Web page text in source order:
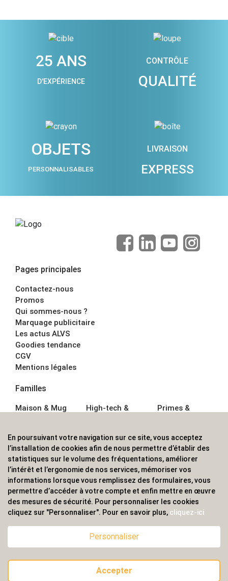
25 ANS
D'EXPÉRIENCE
CONTRÔLE
QUALITÉ
OBJETS
PERSONNALISABLES
LIVRAISON
EXPRESS
Pages principales
Contactez-nous
Promos
Qui sommes-nous ?
Marquage publicitaire
Les actus ALVS
Goodies tendance
CGV
Mentions légales
Familles
Maison & Mug
Écriture
Bagagerie sacs
High-tech &
Sport &
Outdoor
Enfant
Primes &
Boisson
Textile &
Casquette
Accessoires de
bureau
ALVS, fournisseur d'objets publicitaires, pour les
professionnels. Une implantation nationale, une
couverture internationale.
© 2020 ALVS
En poursuivant votre navigation sur ce site, vous acceptez
l’installation de cookies afin de nous permettre d’établir des
statistiques sur le volume des fréquentations, améliorer
l’intérêt et l’ergonomie de nos services, mémoriser vos
informations lorsque vous remplissez des formulaires, vous
permettre d’accéder à votre compte et enfin mettre en œuvre
des mesures de sécurité. Pour personnaliser les cookies
cliquez sur "Personnaliser". Pour en savoir plus, cliquez-ici
Personnaliser
Accepter